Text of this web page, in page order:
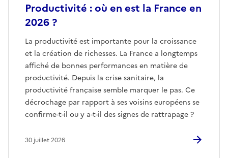
Productivité : où en est la France en
2026 ?
La productivité est importante pour la croissance
et la création de richesses. La France a longtemps
affiché de bonnes performances en matière de
productivité. Depuis la crise sanitaire, la
productivité française semble marquer le pas. Ce
décrochage par rapport à ses voisins européens se
confirme-t-il ou y a-t-il des signes de rattrapage ?
30 juillet 2026